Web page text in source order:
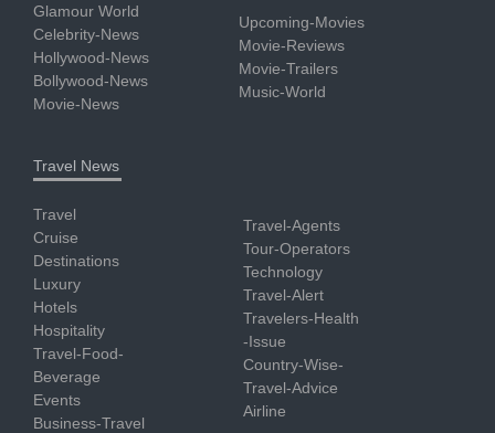
Glamour World
Celebrity-News
Hollywood-News
Bollywood-News
Movie-News
Upcoming-Movies
Movie-Reviews
Movie-Trailers
Music-World
Travel News
Travel
Cruise
Destinations
Luxury
Hotels
Hospitality
Travel-Food-
Beverage
Events
Business-Travel
Travel-Agents
Tour-Operators
Technology
Travel-Alert
Travelers-Health
-Issue
Country-Wise-
Travel-Advice
Airline